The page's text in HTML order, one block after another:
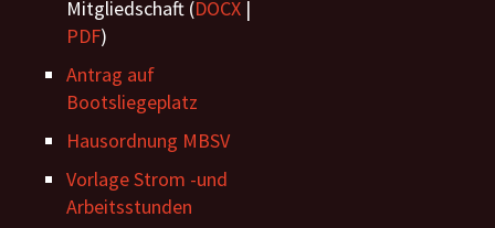
Mitgliedschaft (DOCX |
PDF)
Antrag auf
Bootsliegeplatz
Hausordnung MBSV
Vorlage Strom -und
Arbeitsstunden